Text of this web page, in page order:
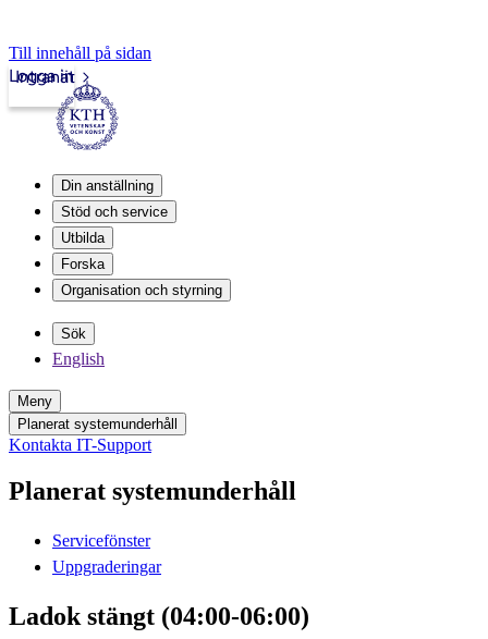
Till innehåll på sidan
Intranät
Logga in
Din anställning
Stöd och service
Utbilda
Forska
Organisation och styrning
Sök
English
Meny
Planerat systemunderhåll
Kontakta IT-Support
Planerat systemunderhåll
Servicefönster
Uppgraderingar
Ladok stängt (04:00-06:00)